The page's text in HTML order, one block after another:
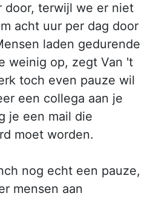
door, terwijl we er niet
acht uur per dag door
laden gedurende
weinig op, zegt Van 't
toch even pauze wil
een collega aan je
je een mail die
moet worden.
nog echt een pauze,
mensen aan